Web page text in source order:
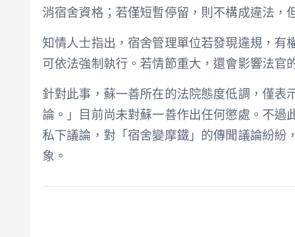
消宿舍資格；若僅短暫停留，則不構成違法，
知情人士指出，宿舍管理單位若發現違規，有
可依法強制執行。若情節重大，還會影響法官
針對此事，蘇一善所在的法院態度低調，僅表
論。」目前尚未對蘇一善作出任何懲處。不過
私下議論，對「宿舍變摩鐵」的傳聞議論紛紛
象。